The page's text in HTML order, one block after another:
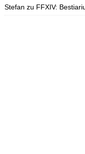
Stefan zu FFXIV: